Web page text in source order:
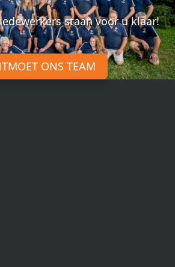
staan voor u klaar!
ONS TEAM